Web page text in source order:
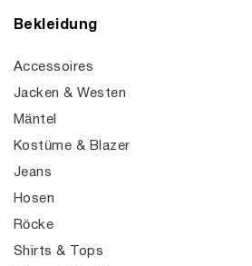
Bekleidung
Accessoires
Jacken & Westen
Mäntel
Kostüme & Blazer
Jeans
Hosen
Röcke
Shirts & Tops